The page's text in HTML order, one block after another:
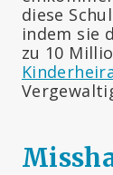
diese
indem sie
zu 10